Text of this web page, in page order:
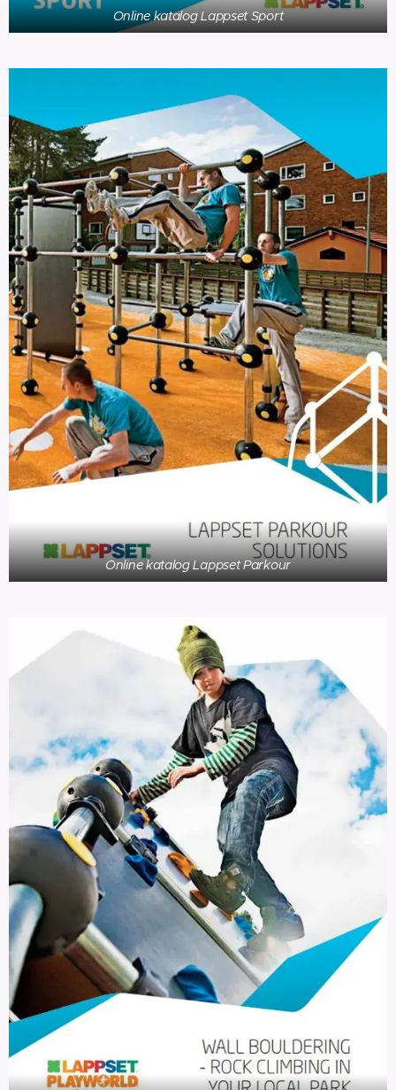
Online katalog Lappset Sport
Online katalog Lappset Parkour